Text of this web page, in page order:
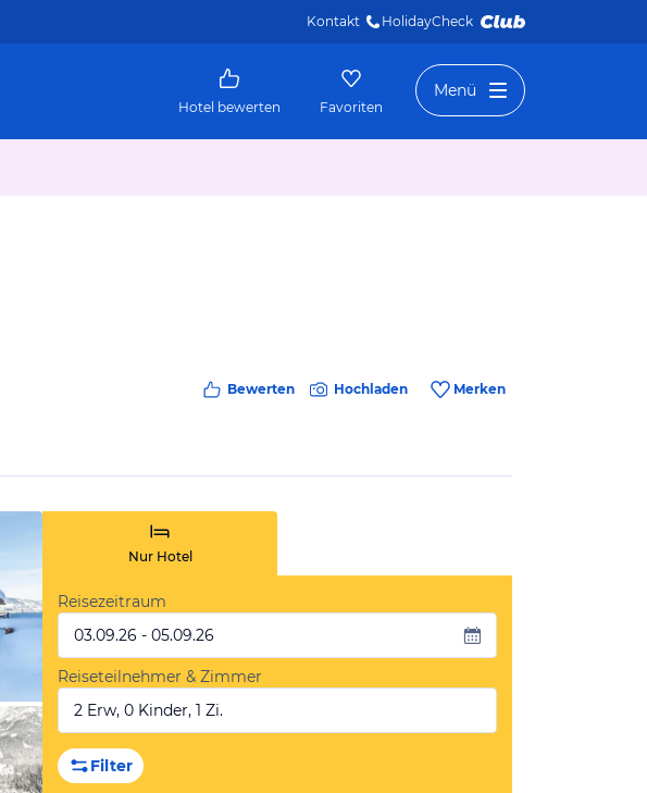
Kontakt HolidayCheck
Hotel bewerten Favoriten
Menü
Bewerten Hochladen Merken
Nur Hotel
Reisezeitraum
03.09.26 - 05.09.26
Reiseteilnehmer & Zimmer
2 Erw, 0 Kinder, 1 Zi.
Filter